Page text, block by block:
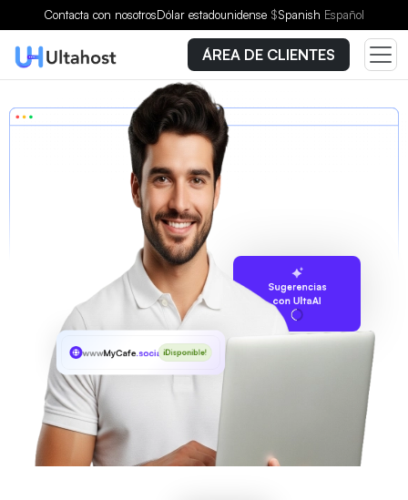
Contacta con nosotrosDólar estadounidense $Spanish Español
ÁREA DE CLIENTES
Sugerencias
con UltaAI
wwwMyCafe.social¡Disponible!